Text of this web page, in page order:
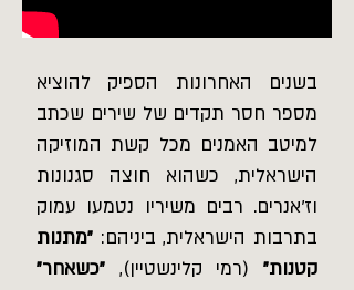
בשנים האחרונות הספיק להוציא
מספר חסר תקדים של שירים שכתב
למיטב האמנים מכל קשת המוזיקה
הישראלית, כשהוא חוצה סגנונות
וז'אנרים. רבים משיריו נטמעו עמוק
בתרבות הישראלית, ביניהם: "מתנות
קטנות" (רמי קלינשטיין), "כשאחר"